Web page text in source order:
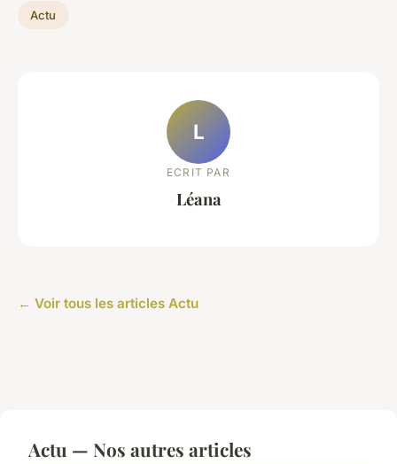
Actu
L
ECRIT PAR
Léana
← Voir tous les articles Actu
Actu — Nos autres articles